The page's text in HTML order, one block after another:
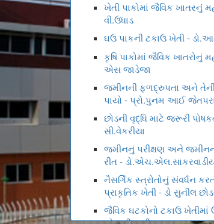
ખેતી પાકોમાં જૈવિક ખાતરનું
વી.ઉંધાડ
ઘઉ પાકની ટકાઉ ખેતી -
કૃષિ પાકોમાં જૈવિક ખાતરોનું
એસ જાડેજા
જમીનની ફળદ્રુપતા અને
પાયો - પ્રો.પુનમ આઈ
છોડની વૃદ્ધિ માટે જરૂરી
સી.વેકરીયા
જમીનનું પરીક્ષણ અને
રીત -
નૈસર્ગિક સ્ત્રોતોનું સંવર્ધન
પ્રાકૃતિક ખેતી - ડો સુનીલ
જૈવિક ઘટકોનો ટકાઉ ખેતીમાં